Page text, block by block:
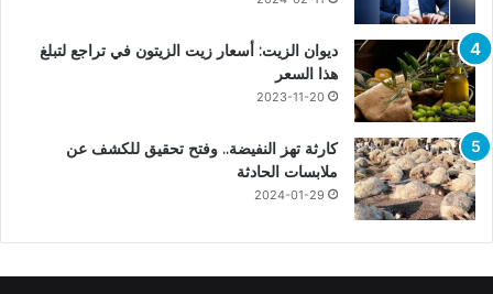
ديوان الزيت: أسعار زيت الزيتون في تراجع لتبلغ
هذا السعر
2023-11-20
كارثة تهز النفيضة.. وفتح تحقيق للكشف عن
ملابسات الحادثة
2024-01-29